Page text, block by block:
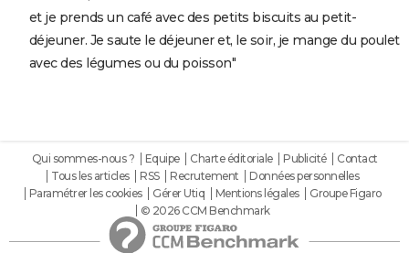
et je prends un café avec des petits biscuits au petit-
déjeuner. Je saute le déjeuner et, le soir, je mange du poulet
avec des légumes ou du poisson"
Qui sommes-nous ? Equipe Charte éditoriale Publicité
Contact
Tous les articles
RSS Recrutement
Données personnelles
Paramétrer les cookies
Gérer Utiq Mentions légales
Groupe Figaro
© 2026 CCM Benchmark